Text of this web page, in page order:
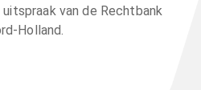
van de Rechtbank
Holland.